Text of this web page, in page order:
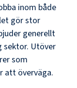
inom både
gör stor
generellt
sektor. Utöver
som
att överväga.